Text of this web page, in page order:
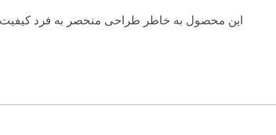
این محصول به خاطر طراحی منحصر به فرد کیفیت